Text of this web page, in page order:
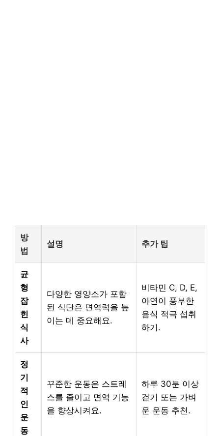
방
법
설명 추가 팁
균
형
잡
힌
식
사
다양한 영양소가 포함
된 식단은 면역력을 높
이는 데 중요해요.
비타민 C, D, E,
아연이 풍부한
음식 적극 섭취
하기.
정
기
적
인
운
동
꾸준한 운동은 스트레
스를 줄이고 면역 기능
을 향상시켜요.
하루 30분 이상
걷기 또는 가벼
운 운동 추천.